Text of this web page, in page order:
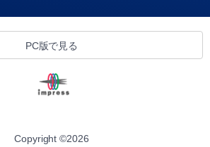
PC版で見る
Copyright ©2026